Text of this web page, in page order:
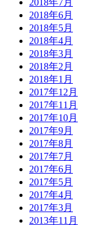
2018年7月
2018年6月
2018年5月
2018年4月
2018年3月
2018年2月
2018年1月
2017年12月
2017年11月
2017年10月
2017年9月
2017年8月
2017年7月
2017年6月
2017年5月
2017年4月
2017年3月
2013年11月